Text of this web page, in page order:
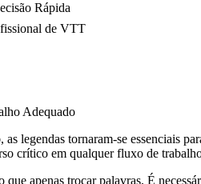
Rápida
de VTT
Adequado
legendas tornaram-se essenciais
crítico em qualquer fluxo de
apenas trocar palavras. É